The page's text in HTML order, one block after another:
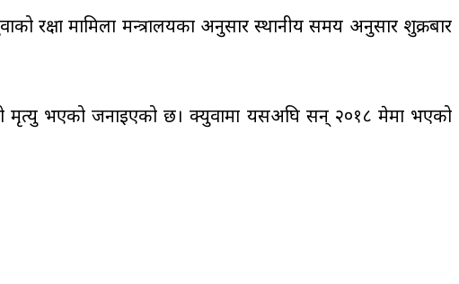
रक्षा मामिला मन्त्रालयका अनुसार स्थानीय समय अनुसार शुक्रबार
मृत्यु भएको जनाइएको छ। क्युवामा यसअघि सन् २०१८ मेमा भएको